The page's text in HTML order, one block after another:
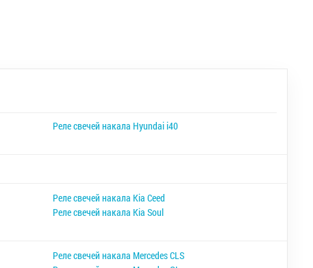
Реле свечей накала Hyundai i40
Реле свечей накала Kia Ceed
Реле свечей накала Kia Soul
Реле свечей накала Mercedes CLS